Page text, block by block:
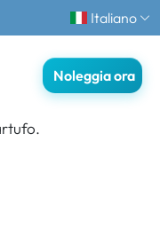
Italiano
Noleggia ora